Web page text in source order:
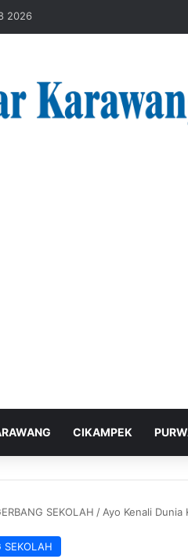
2026
CIKAMPEK
SEKOLAH / Ayo Kenali Dunia
SEKOLAH